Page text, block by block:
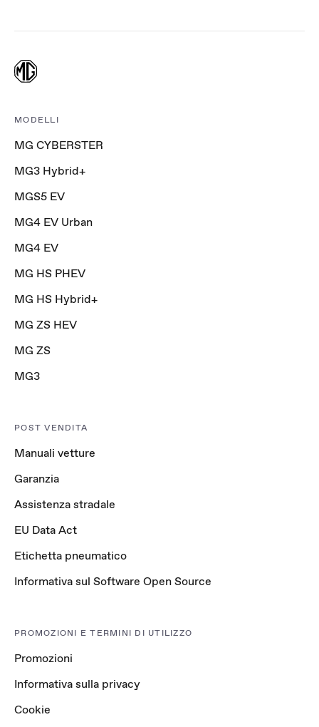
MODELLI
MG CYBERSTER
MG3 Hybrid+
MGS5 EV
MG4 EV Urban
MG4 EV
MG HS PHEV
MG HS Hybrid+
MG ZS HEV
MG ZS
MG3
POST VENDITA
Manuali vetture
Garanzia
Assistenza stradale
EU Data Act
Etichetta pneumatico
Informativa sul Software Open Source
PROMOZIONI E TERMINI DI UTILIZZO
Promozioni
Informativa sulla privacy
Cookie